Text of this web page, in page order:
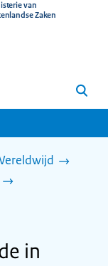
van
Zaken
Zoeken
in